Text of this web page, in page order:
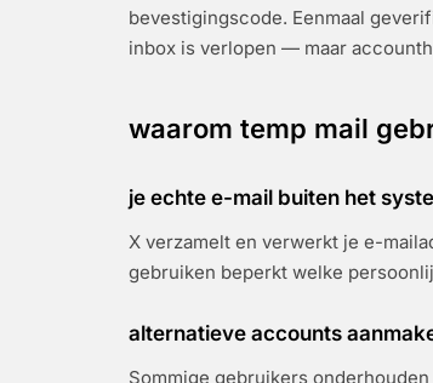
bevestigingscode. Eenmaal
inbox is verlopen — maar
waarom temp mail
je echte e-mail buiten het
X verzamelt en verwerkt je e-
gebruiken beperkt welke
alternatieve accounts
Sommige gebruikers